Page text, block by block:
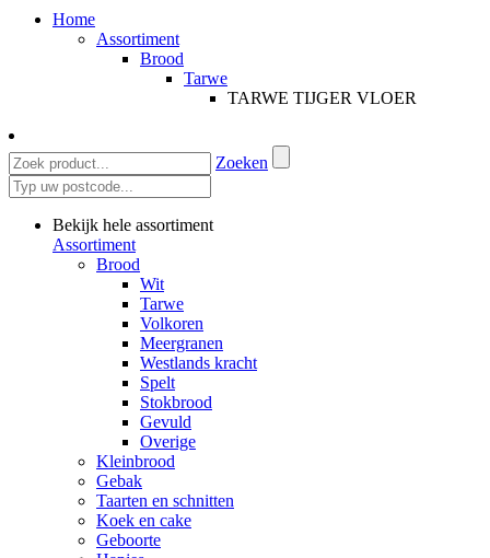
Home
Assortiment
Brood
Tarwe
TARWE TIJGER VLOER
Zoeken
Bekijk hele assortiment
Assortiment
Brood
Wit
Tarwe
Volkoren
Meergranen
Westlands kracht
Spelt
Stokbrood
Gevuld
Overige
Kleinbrood
Gebak
Taarten en schnitten
Koek en cake
Geboorte